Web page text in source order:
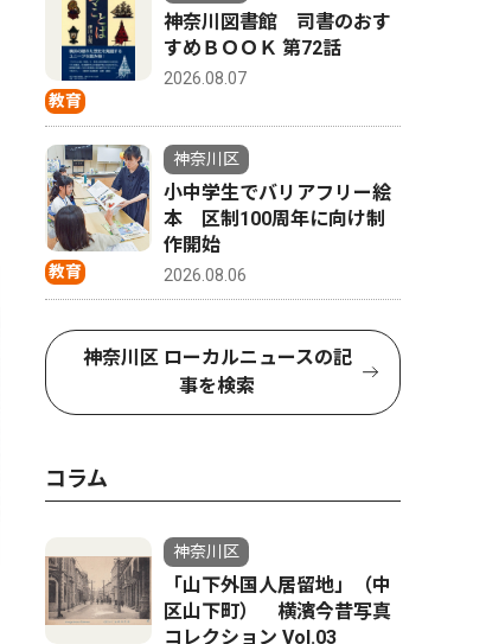
4
神奈川区 2026.08.06
教育
神奈川図書館 司書のおす
すめＢＯＯＫ 第72話
2026.08.07
教育
神奈川区
小中学生でバリアフリー絵
本 区制100周年に向け制
作開始
2026.08.06
神奈川区 ローカルニュースの記
事を検索
コラム
神奈川区
「山下外国人居留地」（中
区山下町） 横濱今昔写真
コレクション Vol.03